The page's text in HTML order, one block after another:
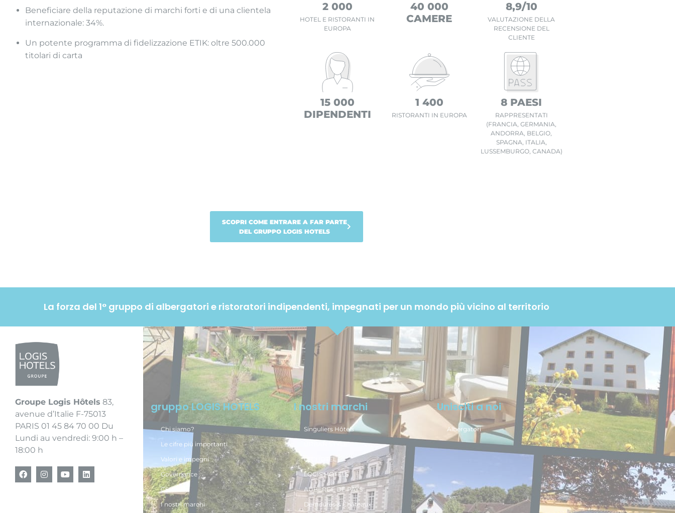
Beneficiare della reputazione di marchi forti e di una clientela
internazionale: 34%.
Un potente programma di fidelizzazione ETIK: oltre 500.000
titolari di carta
2 000
HOTEL E RISTORANTI IN
EUROPA
40 000
CAMERE
8,9/10
VALUTAZIONE DELLA
RECENSIONE DEL
CLIENTE
15 000
DIPENDENTI
1 400
RISTORANTI IN EUROPA
8 PAESI
RAPPRESENTATI
(FRANCIA, GERMANIA,
ANDORRA, BELGIO,
SPAGNA, ITALIA,
LUSSEMBURGO, CANADA)
SCOPRI COME ENTRARE A FAR PARTE
DEL GRUPPO LOGIS HOTELS
La forza del 1° gruppo di albergatori e ristoratori indipendenti, impegnati per un mondo più vicino al territorio
Groupe Logis Hôtels 83,
avenue d’Italie F-75013
PARIS 01 45 84 70 00 Du
Lundi au vendredi: 9:00 h –
18:00 h
gruppo LOGIS HOTELS
Chi siamo?
Le cifre più importanti
Valori e impegni
Governance
CSR
I nostri marchi
I nostri marchi
Singuliers Hôtels
URBAN STYLE
CIT’HOTEL
LOGIS HOTELS
AUBERGE DE PAYS
Demeures & Châteaux
Unisciti a noi
Albergatori